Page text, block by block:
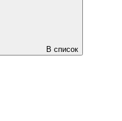
В список